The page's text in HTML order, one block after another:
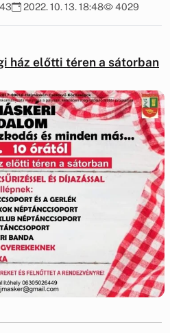
2022. 10. 13. 18:48 4029
ház előtti téren a sátorban